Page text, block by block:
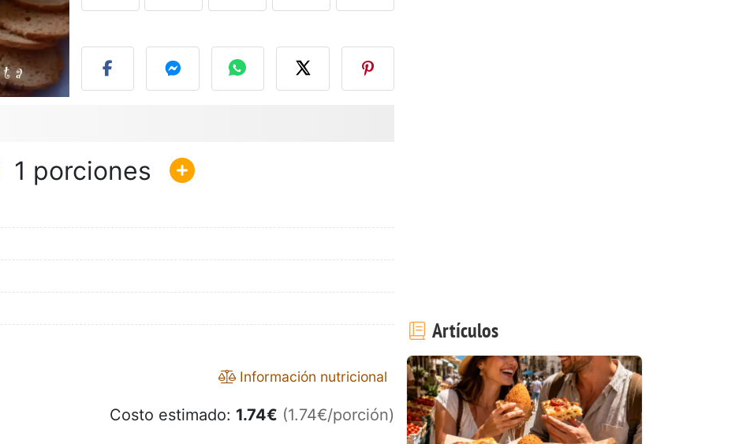
Publicar la foto de esta receta
1
Información nutricional
Costo estimado: 1.74€ (1.74€/porción)
Artículos